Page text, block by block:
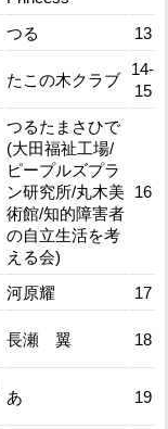
つる 13
たこの木クラブ
14-
15
つるたまさひで
(大田福祉工場/
ピープルズプラ
ン研究所/丸木美
術館/知的障害者
の自立生活を考
える会)
16
河原耀
17
長瀬 翼 18
あ 19